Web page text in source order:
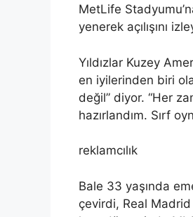
MetLife
yenerek açılışını
Yıldızlar Kuzey
en iyilerinden biri
değil” diyor. “Her
hazırlandım. Sırf
reklamcılık
Bale 33 yaşında
çevirdi, Real